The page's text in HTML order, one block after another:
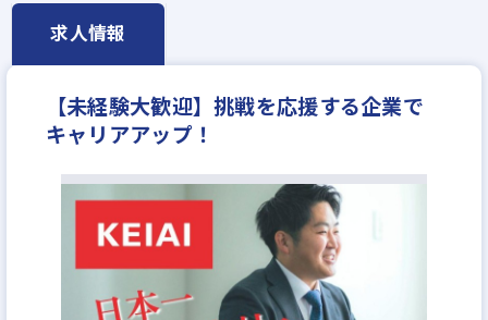
上場企業のグループ会社
宅建取引士歓迎
女性が活躍中
ブランクOK
平均年齢20代
完全週休2日
休日シフト制
年間休日120日以上
年収300万円
月給25万円
求人情報
【未経験大歓迎】挑戦を応援する企業で
キャリアアップ！